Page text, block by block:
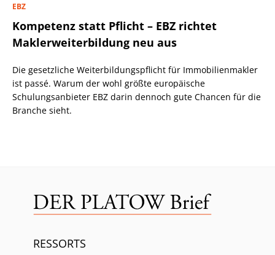
EBZ
Kompetenz statt Pflicht – EBZ richtet
Maklerweiterbildung neu aus
Die gesetzliche Weiterbildungspflicht für Immobilienmakler
ist passé. Warum der wohl größte europäische
Schulungsanbieter EBZ darin dennoch gute Chancen für die
Branche sieht.
RESSORTS